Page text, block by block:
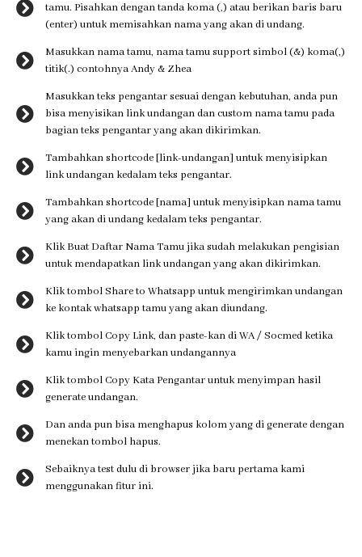
tamu. Pisahkan dengan tanda koma (,) atau berikan baris baru
(enter) untuk memisahkan nama yang akan di undang.
Masukkan nama tamu, nama tamu support simbol (&) koma(,)
titik(.) contohnya Andy & Zhea
Masukkan teks pengantar sesuai dengan kebutuhan, anda pun
bisa menyisikan link undangan dan custom nama tamu pada
bagian teks pengantar yang akan dikirimkan.
Tambahkan shortcode [link-undangan] untuk menyisipkan
link undangan kedalam teks pengantar.
Tambahkan shortcode [nama] untuk menyisipkan nama tamu
yang akan di undang kedalam teks pengantar.
Klik Buat Daftar Nama Tamu jika sudah melakukan pengisian
untuk mendapatkan link undangan yang akan dikirimkan.
Klik tombol Share to Whatsapp untuk mengirimkan undangan
ke kontak whatsapp tamu yang akan diundang.
Klik tombol Copy Link, dan paste-kan di WA / Socmed ketika
kamu ingin menyebarkan undangannya
Klik tombol Copy Kata Pengantar untuk menyimpan hasil
generate undangan.
Dan anda pun bisa menghapus kolom yang di generate dengan
menekan tombol hapus.
Sebaiknya test dulu di browser jika baru pertama kami
menggunakan fitur ini.